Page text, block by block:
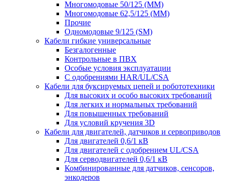
Многомодовые 50/125 (ММ)
Многомодовые 62,5/125 (ММ)
Прочие
Одномодовые 9/125 (SM)
Кабели гибкие универсальные
Безгалогенные
Контрольные в ПВХ
Особые условия эксплуатации
С одобрениями HAR/UL/CSA
Кабели для буксируемых цепей и робототехники
Для высоких и особо высоких требований
Для легких и нормальных требований
Для повышенных требований
Для условий кручения 3D
Кабели для двигателей, датчиков и сервоприводов
Для двигателей 0,6/1 кВ
Для двигателей с одобрением UL/CSA
Для серводвигателей 0,6/1 кВ
Комбинированные для датчиков, cенсоров,
энкодеров